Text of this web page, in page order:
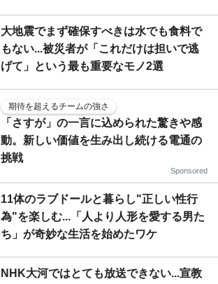
大地震でまず確保すべきは水でも食料で
もない...被災者が「これだけは担いで逃
げて」という最も重要なモノ2選
期待を超えるチームの強さ
「さすが」の一言に込められた驚きや感
動。新しい価値を生み出し続ける電通の
挑戦
Sponsored
11体のラブドールと暮らし"正しい性行
為"を楽しむ...「人より人形を愛する男た
ち」が奇妙な生活を始めたワケ
NHK大河ではとても放送できない...宣教